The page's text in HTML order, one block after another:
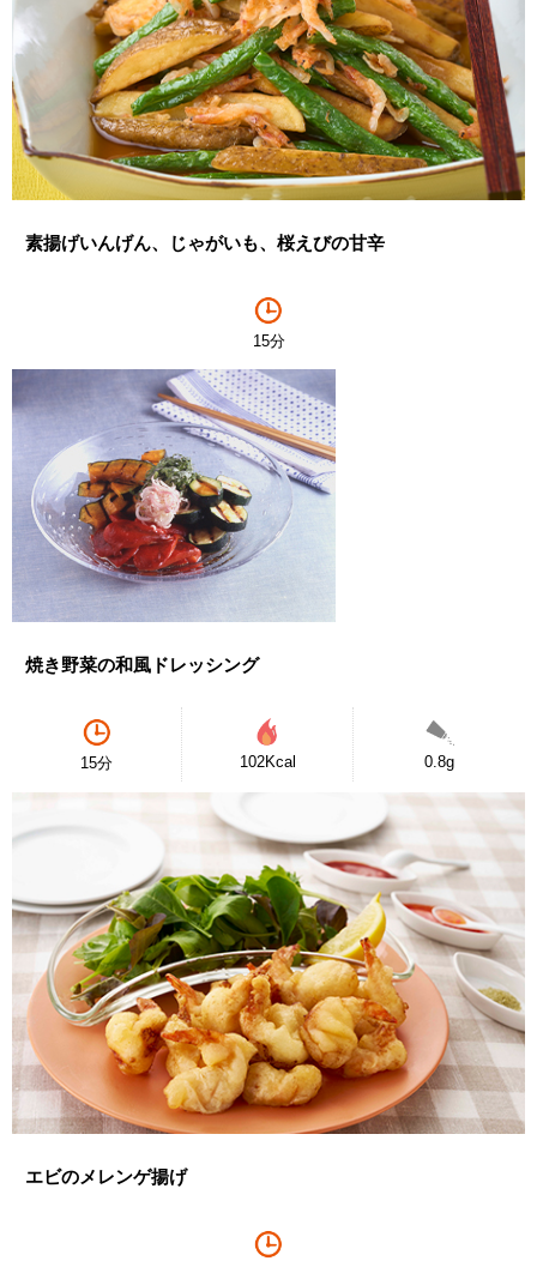
素揚げいんげん、じゃがいも、桜えびの甘辛
15分
焼き野菜の和風ドレッシング
15分 102Kcal 0.8g
エビのメレンゲ揚げ